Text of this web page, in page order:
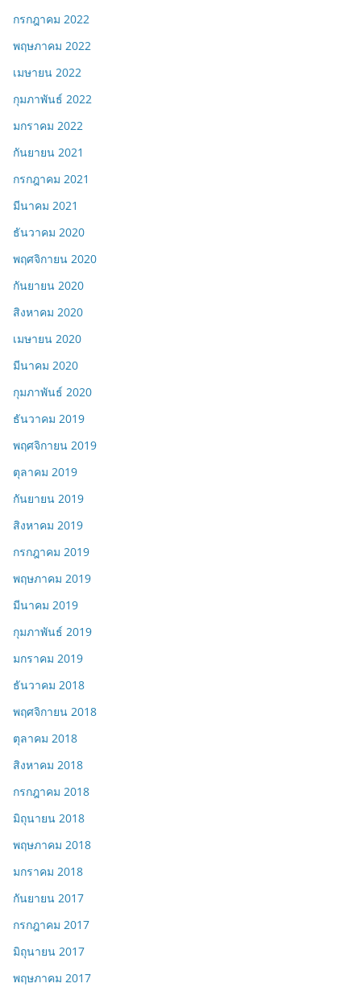
กรกฎาคม 2022
พฤษภาคม 2022
เมษายน 2022
กุมภาพันธ์ 2022
มกราคม 2022
กันยายน 2021
กรกฎาคม 2021
มีนาคม 2021
ธันวาคม 2020
พฤศจิกายน 2020
กันยายน 2020
สิงหาคม 2020
เมษายน 2020
มีนาคม 2020
กุมภาพันธ์ 2020
ธันวาคม 2019
พฤศจิกายน 2019
ตุลาคม 2019
กันยายน 2019
สิงหาคม 2019
กรกฎาคม 2019
พฤษภาคม 2019
มีนาคม 2019
กุมภาพันธ์ 2019
มกราคม 2019
ธันวาคม 2018
พฤศจิกายน 2018
ตุลาคม 2018
สิงหาคม 2018
กรกฎาคม 2018
มิถุนายน 2018
พฤษภาคม 2018
มกราคม 2018
กันยายน 2017
กรกฎาคม 2017
มิถุนายน 2017
พฤษภาคม 2017